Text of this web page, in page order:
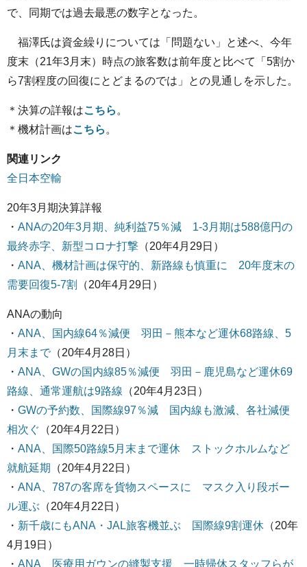
で、同期では過去最悪の数字となった。
福澤氏は資金繰りについては「問題ない」と述べ、今年
度末（21年3月末）時点の旅客数は前年度と比べて「5割か
ら7割程度の回復にとどまるのでは」との見通しを示した。
＊決算の詳報はこちら 。
＊機材計画はこちら 。
関連リンク
全日本空輸
20年3月期決算詳報
・ ANAの20年3月期、純利益75％減 1-3月期は588億円の
最終赤字、新型コロナ打撃 （20年4月29日）
・ ANA、機材計画は保守的、新路線も慎重に 20年度末の
需要回復5-7割
（20年4月29日）
ANAの動向
・ ANA、国内線64％減便 羽田－熊本など運休68路線、5
月末まで（20年4月28日）
・ ANA、GWの国内線85％減便 羽田－鹿児島など運休69
路線、通常運航は9路線 （20年4月23日）
・ GWの予約数、国際線97％減 国内線も激減、各社減便
相次ぐ （20年4月22日）
・ ANA、国際50路線5月末まで運休 ストックホルムなど
就航延期
（20年4月22日）
・ ANA、787の客席を貨物スペースに マスク入り段ボー
ル運ぶ （20年4月22日）
・ 新千歳にもANA・JAL旅客機並ぶ 国際線9割運休 （20年
4月19日）
・ ANA、医療用ガウンの縫製支援 一時帰休スタッフらが